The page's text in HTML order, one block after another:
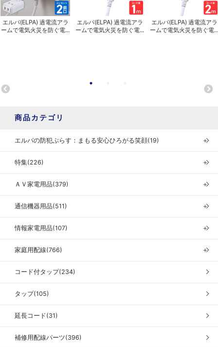
エルパ(ELPA) 過電流アラ
ームで電気火災を防ぐ電...
エルパ(ELPA) 過電流アラ
ームで電気火災を防ぐ電...
エルパ(ELPA) 過電流アラ
ームで電気火災を防ぐ電
商品カテゴリ
エルパの防犯ぷらす：まもる安心ひろがる笑顔(19) ＋
特集(226) ＋
ＡＶ家電用品(379) ＋
通信機器用品(511) ＋
情報家電用品(107) ＋
家庭用配線(766) ＋
コード付タップ(234)
タップ(105)
延長コード(31)
補修用配線パーツ(396)